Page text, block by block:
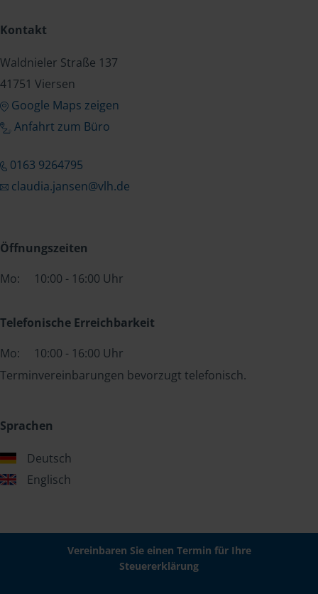
Kontakt
Waldnieler Straße 137
41751 Viersen
Google Maps zeigen
Anfahrt zum Büro
0163 9264795
claudia.jansen@vlh.de
Öffnungszeiten
Mo:
10:00 - 16:00 Uhr
Telefonische Erreichbarkeit
Mo:
10:00 - 16:00 Uhr
Terminvereinbarungen bevorzugt telefonisch.
Sprachen
Deutsch
Englisch
Vereinbaren Sie einen Termin für Ihre
Steuererklärung